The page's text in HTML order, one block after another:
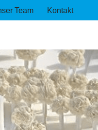
Team Kontakt